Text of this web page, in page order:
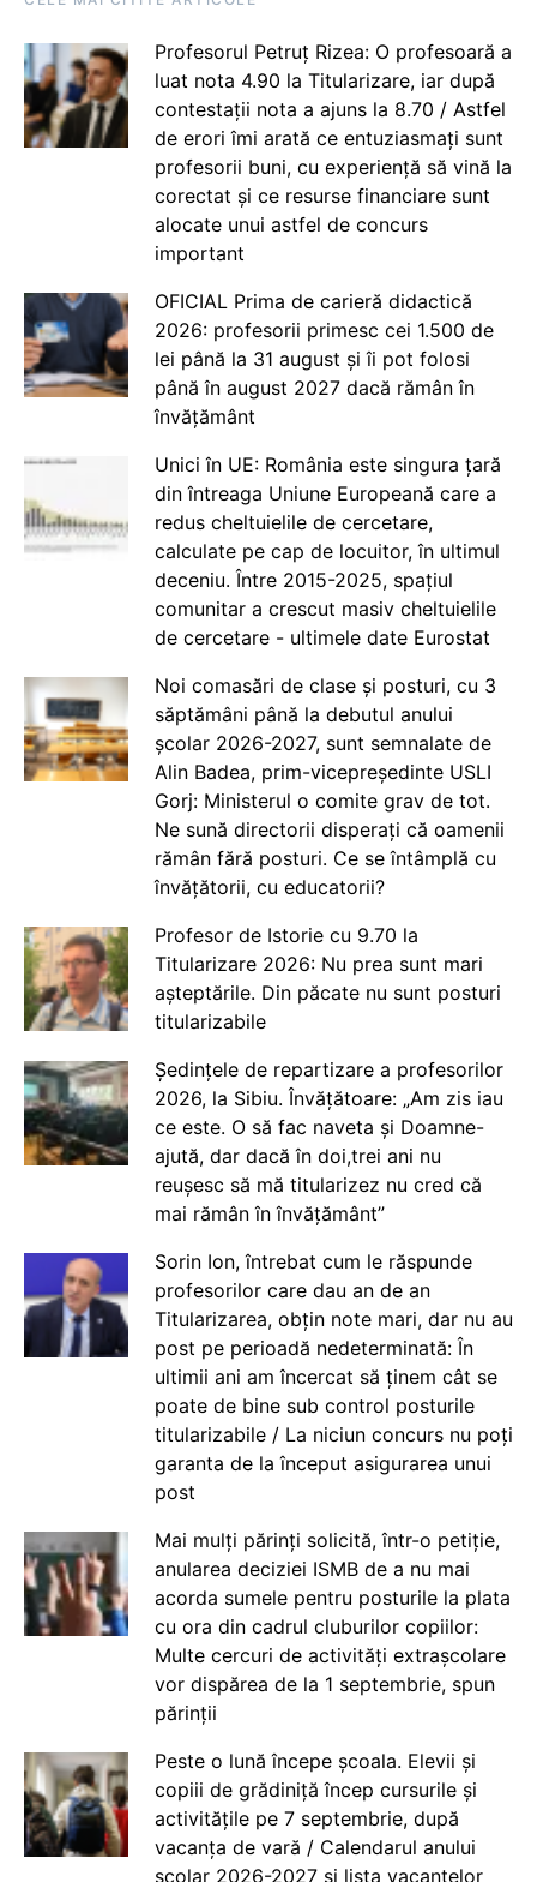
Profesorul Petruț Rizea: O profesoară a
luat nota 4.90 la Titularizare, iar după
contestații nota a ajuns la 8.70 / Astfel
de erori îmi arată ce entuziasmați sunt
profesorii buni, cu experiență să vină la
corectat și ce resurse financiare sunt
alocate unui astfel de concurs
important
OFICIAL Prima de carieră didactică
2026: profesorii primesc cei 1.500 de
lei până la 31 august și îi pot folosi
până în august 2027 dacă rămân în
învățământ
Unici în UE: România este singura țară
din întreaga Uniune Europeană care a
redus cheltuielile de cercetare,
calculate pe cap de locuitor, în ultimul
deceniu. Între 2015-2025, spațiul
comunitar a crescut masiv cheltuielile
de cercetare - ultimele date Eurostat
Noi comasări de clase și posturi, cu 3
săptămâni până la debutul anului
școlar 2026-2027, sunt semnalate de
Alin Badea, prim-vicepreședinte USLI
Gorj: Ministerul o comite grav de tot.
Ne sună directorii disperați că oamenii
rămân fără posturi. Ce se întâmplă cu
învățătorii, cu educatorii?
Profesor de Istorie cu 9.70 la
Titularizare 2026: Nu prea sunt mari
așteptările. Din păcate nu sunt posturi
titularizabile
Ședințele de repartizare a profesorilor
2026, la Sibiu. Învățătoare: „Am zis iau
ce este. O să fac naveta și Doamne-
ajută, dar dacă în doi,trei ani nu
reușesc să mă titularizez nu cred că
mai rămân în învățământ”
Sorin Ion, întrebat cum le răspunde
profesorilor care dau an de an
Titularizarea, obțin note mari, dar nu au
post pe perioadă nedeterminată: În
ultimii ani am încercat să ținem cât se
poate de bine sub control posturile
titularizabile / La niciun concurs nu poți
garanta de la început asigurarea unui
post
Mai mulți părinți solicită, într-o petiție,
anularea deciziei ISMB de a nu mai
acorda sumele pentru posturile la plata
cu ora din cadrul cluburilor copiilor:
Multe cercuri de activități extrașcolare
vor dispărea de la 1 septembrie, spun
părinții
Peste o lună începe școala. Elevii și
copiii de grădiniță încep cursurile și
activitățile pe 7 septembrie, după
vacanța de vară / Calendarul anului
școlar 2026-2027 și lista vacanțelor